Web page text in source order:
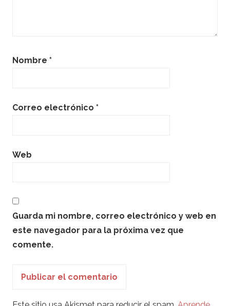
Nombre *
Correo electrónico *
Web
Guarda mi nombre, correo electrónico y web en
este navegador para la próxima vez que
comente.